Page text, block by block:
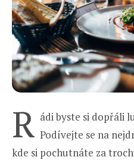
R ádi byste si dopřáli
Podívejte se na
kde si pochutnáte za